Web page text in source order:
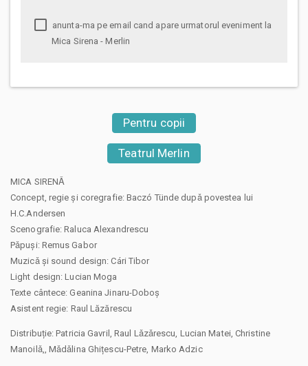
Mica Sirena - Merlin
Pentru copii
Teatrul Merlin
MICA SIRENǍ
Concept, regie și coregrafie: Baczó Tünde dupǎ povestea lui
H.C.Andersen
Scenografie: Raluca Alexandrescu
Pǎpuși: Remus Gabor
Muzicǎ și sound design: Cári Tibor
Light design: Lucian Moga
Texte cântece: Geanina Jinaru-Doboș
Asistent regie: Raul Lăzărescu
Distribuție: Patricia Gavril, Raul Lǎzǎrescu, Lucian Matei, Christine
Manoilǎ,, Mǎdǎlina Ghițescu-Petre, Marko Adzic